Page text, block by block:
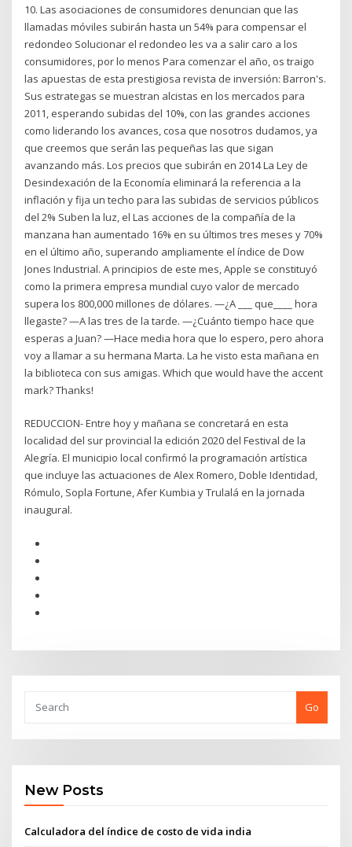
10. Las asociaciones de consumidores denuncian que las
llamadas móviles subirán hasta un 54% para compensar el
redondeo Solucionar el redondeo les va a salir caro a los
consumidores, por lo menos Para comenzar el año, os traigo
las apuestas de esta prestigiosa revista de inversión: Barron's.
Sus estrategas se muestran alcistas en los mercados para
2011, esperando subidas del 10%, con las grandes acciones
como liderando los avances, cosa que nosotros dudamos, ya
que creemos que serán las pequeñas las que sigan
avanzando más. Los precios que subirán en 2014 La Ley de
Desindexación de la Economía eliminará la referencia a la
inflación y fija un techo para las subidas de servicios públicos
del 2% Suben la luz, el Las acciones de la compañía de la
manzana han aumentado 16% en su últimos tres meses y 70%
en el último año, superando ampliamente el índice de Dow
Jones Industrial. A principios de este mes, Apple se constituyó
como la primera empresa mundial cuyo valor de mercado
supera los 800,000 millones de dólares. —¿A ___ que____ hora
llegaste? —A las tres de la tarde. —¿Cuánto tiempo hace que
esperas a Juan? —Hace media hora que lo espero, pero ahora
voy a llamar a su hermana Marta. La he visto esta mañana en
la biblioteca con sus amigas. Which que would have the accent
mark? Thanks!
REDUCCION- Entre hoy y mañana se concretará en esta
localidad del sur provincial la edición 2020 del Festival de la
Alegría. El municipio local confirmó la programación artística
que incluye las actuaciones de Alex Romero, Doble Identidad,
Rómulo, Sopla Fortune, Afer Kumbia y Trulalá en la jornada
inaugural.
Go
New Posts
Calculadora del índice de costo de vida india